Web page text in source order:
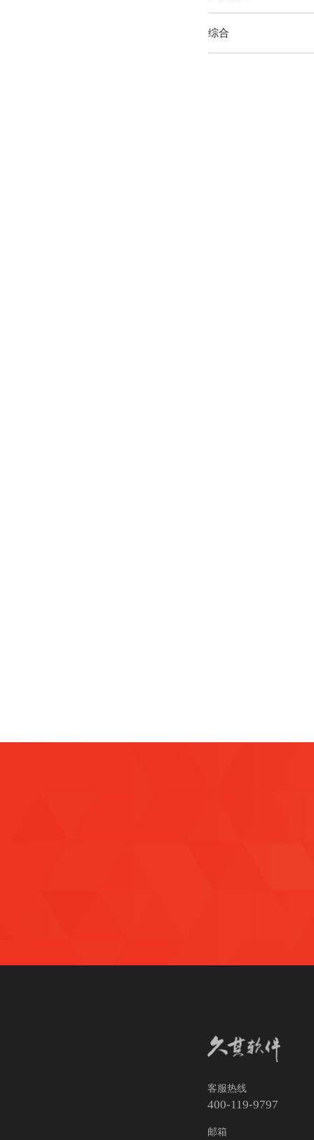
综合
客服热线
400-119-9797
邮箱